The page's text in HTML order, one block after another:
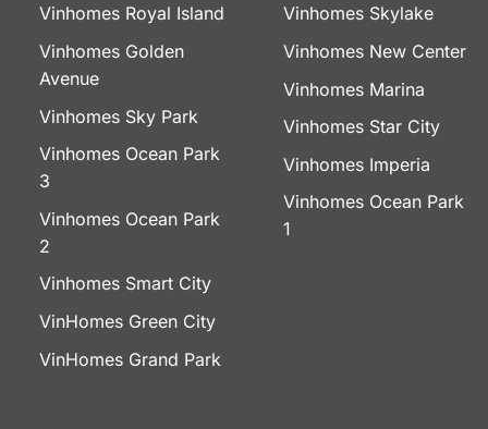
Vinhomes Royal Island
Vinhomes Golden
Avenue
Vinhomes Sky Park
Vinhomes Ocean Park
3
Vinhomes Ocean Park
2
Vinhomes Smart City
VinHomes Green City
VinHomes Grand Park
Vinhomes Skylake
Vinhomes New Center
Vinhomes Marina
Vinhomes Star City
Vinhomes Imperia
Vinhomes Ocean Park
1